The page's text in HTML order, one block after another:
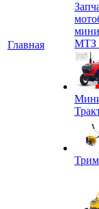
Главная
МТЗ